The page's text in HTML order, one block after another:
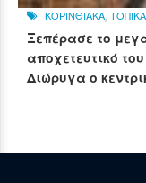
ΚΟΡΙΝΘΙΑΚΑ
Ξεπέρασε το
αποχετευτικό
Διώρυγα ο